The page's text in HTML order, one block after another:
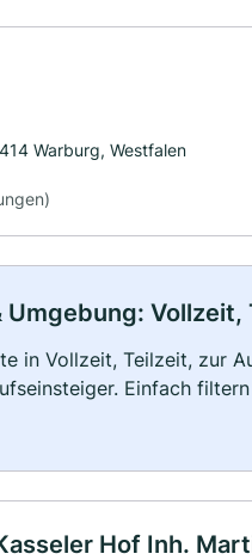
Warburg, Westfalen
Umgebung:
in Vollzeit, Teilzeit, zur
Einfach
Hof Inh.